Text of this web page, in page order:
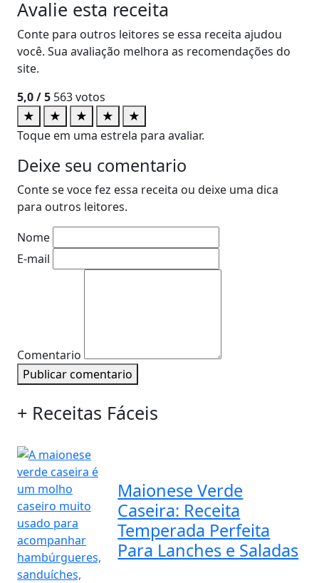
Avalie esta receita
Conte para outros leitores se essa receita ajudou
você. Sua avaliação melhora as recomendações do
site.
5,0/ 5 563votos
★
★ ★ ★
★
Toque em uma estrela para avaliar.
Deixe seu comentario
Conte se voce fez essa receita ou deixe uma dica
para outros leitores.
Nome
E-mail
Comentario
Publicar comentario
+ Receitas Fáceis
Maionese Verde
Caseira: Receita
Temperada Perfeita
Para Lanches e Saladas